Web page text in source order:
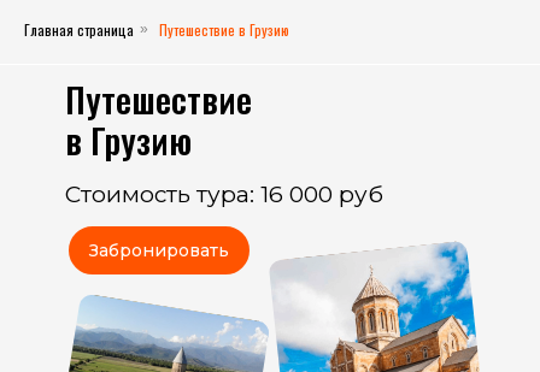
Главная страница » Путешествие в Грузию
Путешествие
в Грузию
Забронировать
Стоимость тура: 16 000 руб